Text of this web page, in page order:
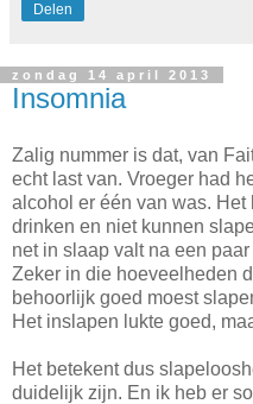
Delen
zondag 14 april 2013
Insomnia
Zalig nummer is dat, van
echt last van. Vroeger had
alcohol er één van was. Het
drinken en niet kunnen
net in slaap valt na een
Zeker in die hoeveelheden
behoorlijk goed moest
Het inslapen lukte goed,
Het betekent dus
duidelijk zijn. En ik heb er